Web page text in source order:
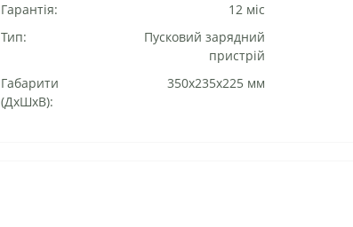
Гарантія:
12 міс
Тип:
Пусковий зарядний
пристрій
Габарити
(ДхШхВ):
350х235х225 мм